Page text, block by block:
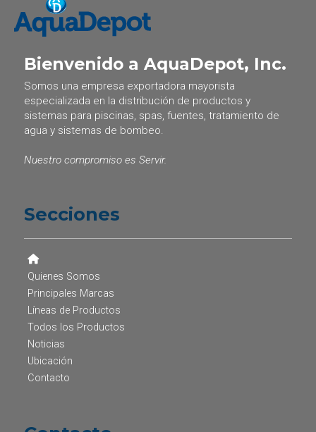
Bienvenido a AquaDepot, Inc.
Somos una empresa exportadora mayorista
especializada en la distribución de productos y
sistemas para piscinas, spas, fuentes, tratamiento de
agua y sistemas de bombeo.
Nuestro compromiso es Servir.
Secciones
Quienes Somos
Principales Marcas
Líneas de Productos
Todos los Productos
Noticias
Ubicación
Contacto